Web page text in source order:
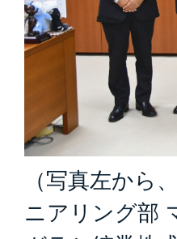
（写真左から
ニアリング部